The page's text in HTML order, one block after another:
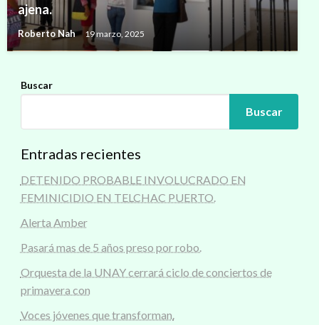
ajena.
Roberto Nah 19 marzo, 2025
Buscar
Buscar
Entradas recientes
DETENIDO PROBABLE INVOLUCRADO EN
FEMINICIDIO EN TELCHAC PUERTO.
Alerta Amber
Pasará mas de 5 años preso por robo.
Orquesta de la UNAY cerrará ciclo de conciertos de
primavera con
Voces jóvenes que transforman.